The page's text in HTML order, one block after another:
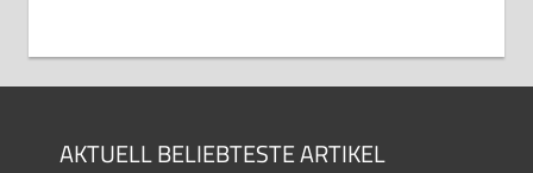
AKTUELL BELIEBTESTE ARTIKEL